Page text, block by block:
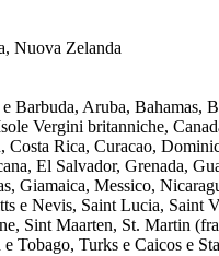
Nuova Zelanda
Barbuda, Aruba, Bahamas,
Vergini britanniche,
Costa Rica, Curacao,
El Salvador, Grenada,
Giamaica, Messico,
e Nevis, Saint Lucia, Saint
Sint Maarten, St. Martin
Tobago, Turks e Caicos e